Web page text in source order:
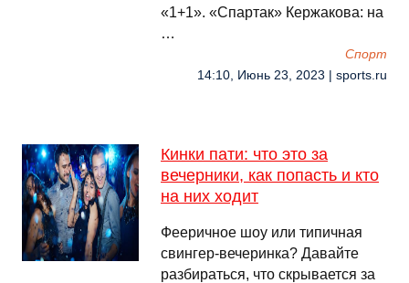
«1+1». «Спартак» Кержакова: на
…
Спорт
14:10, Июнь 23, 2023 | sports.ru
Кинки пати: что это за
вечерники, как попасть и кто
на них ходит
Фееричное шоу или типичная
свингер-вечеринка? Давайте
разбираться, что скрывается за